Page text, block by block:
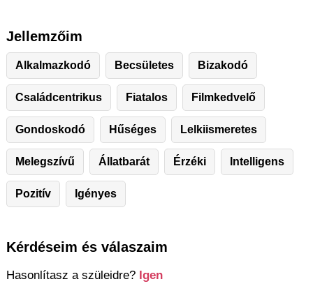
Jellemzőim
Alkalmazkodó Becsületes Bizakodó
Családcentrikus Fiatalos Filmkedvelő
Gondoskodó Hűséges Lelkiismeretes
Melegszívű Állatbarát Érzéki Intelligens
Pozitív Igényes
Kérdéseim és válaszaim
Hasonlítasz a szüleidre? Igen